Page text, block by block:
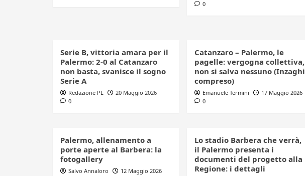
0
Serie B, vittoria amara per il
Palermo: 2-0 al Catanzaro
non basta, svanisce il sogno
Serie A
Redazione PL
20 Maggio 2026
0
Catanzaro – Palermo, le
pagelle: vergogna collettiva,
non si salva nessuno (Inzaghi
compreso)
Emanuele Termini
17 Maggio 2026
0
Palermo, allenamento a
porte aperte al Barbera: la
fotogallery
Salvo Annaloro
12 Maggio 2026
Lo stadio Barbera che verrà,
il Palermo presenta i
documenti del progetto alla
Regione: i dettagli